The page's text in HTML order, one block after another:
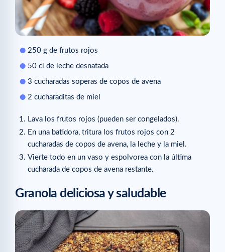
250 g de frutos rojos
50 cl de leche desnatada
3 cucharadas soperas de copos de avena
2 cucharaditas de miel
Lava los frutos rojos (pueden ser congelados).
En una batidora, tritura los frutos rojos con 2
cucharadas de copos de avena, la leche y la miel.
Vierte todo en un vaso y espolvorea con la última
cucharada de copos de avena restante.
Granola deliciosa y saludable